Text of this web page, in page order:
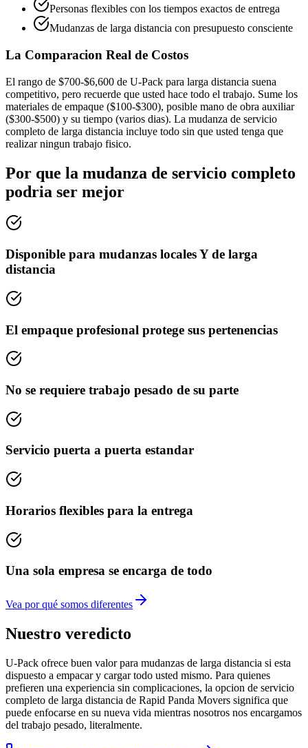
Personas flexibles con los tiempos exactos de entrega
Mudanzas de larga distancia con presupuesto consciente
La Comparacion Real de Costos
El rango de $700-$6,600 de U-Pack para larga distancia suena
competitivo, pero recuerde que usted hace todo el trabajo. Sume los
materiales de empaque ($100-$300), posible mano de obra auxiliar
($300-$500) y su tiempo (varios dias). La mudanza de servicio
completo de larga distancia incluye todo sin que usted tenga que
realizar ningun trabajo fisico.
Por que la mudanza de servicio completo
podria ser mejor
Disponible para mudanzas locales Y de larga
distancia
El empaque profesional protege sus pertenencias
No se requiere trabajo pesado de su parte
Servicio puerta a puerta estandar
Horarios flexibles para la entrega
Una sola empresa se encarga de todo
Vea por qué somos diferentes
Nuestro veredicto
U-Pack ofrece buen valor para mudanzas de larga distancia si esta
dispuesto a empacar y cargar todo usted mismo. Para quienes
prefieren una experiencia sin complicaciones, la opcion de servicio
completo de larga distancia de Rapid Panda Movers significa que
puede enfocarse en su nueva vida mientras nosotros nos encargamos
del trabajo pesado, literalmente.